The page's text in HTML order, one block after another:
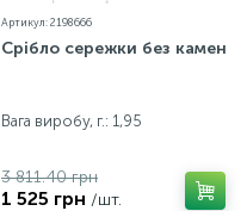
Артикул: 2198666
Срібло сережки без каменів
Вага виробу, г.: 1,95
3 811.40 грн
1 525 грн /шт.